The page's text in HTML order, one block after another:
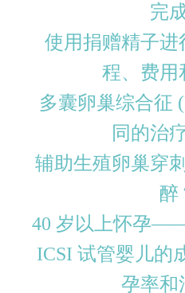
完
使用捐赠精子进
程、费用
多囊卵巢综合征
同的治
辅助生殖卵巢穿
醉
40 岁以上怀孕
ICSI 试管婴儿的
孕率和